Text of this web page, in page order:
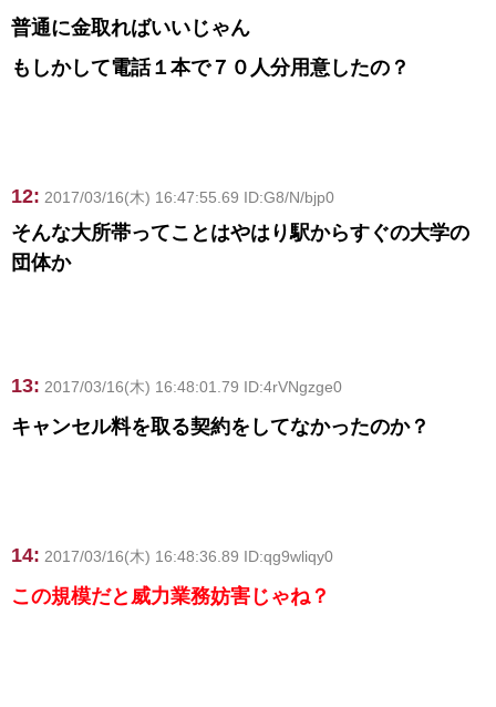
普通に金取ればいいじゃん
もしかして電話１本で７０人分用意したの？
12: 2017/03/16(木) 16:47:55.69 ID:G8/N/bjp0
そんな大所帯ってことはやはり駅からすぐの大学の
団体か
13: 2017/03/16(木) 16:48:01.79 ID:4rVNgzge0
キャンセル料を取る契約をしてなかったのか？
14: 2017/03/16(木) 16:48:36.89 ID:qg9wliqy0
この規模だと威力業務妨害じゃね？